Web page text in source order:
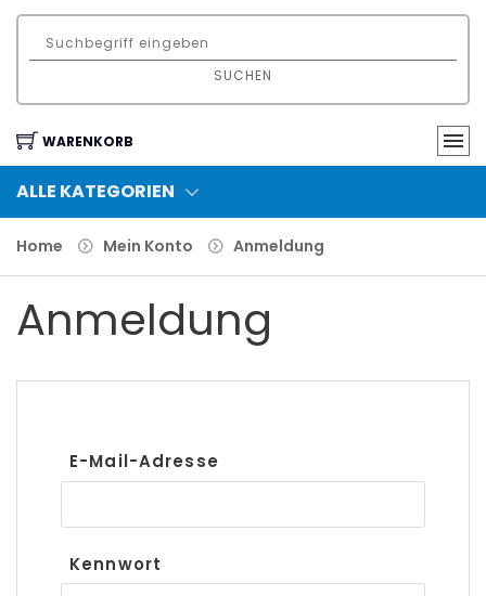
SUCHEN
WARENKORB
ALLE KATEGORIEN
Home Mein Konto Anmeldung
Anmeldung
E-Mail-Adresse
Kennwort